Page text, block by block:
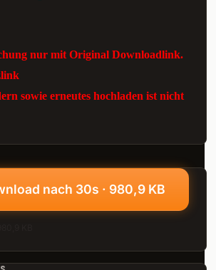
nur mit Original Downloadlink.
sowie erneutes hochladen ist nicht
nach 30s · 980,9 KB